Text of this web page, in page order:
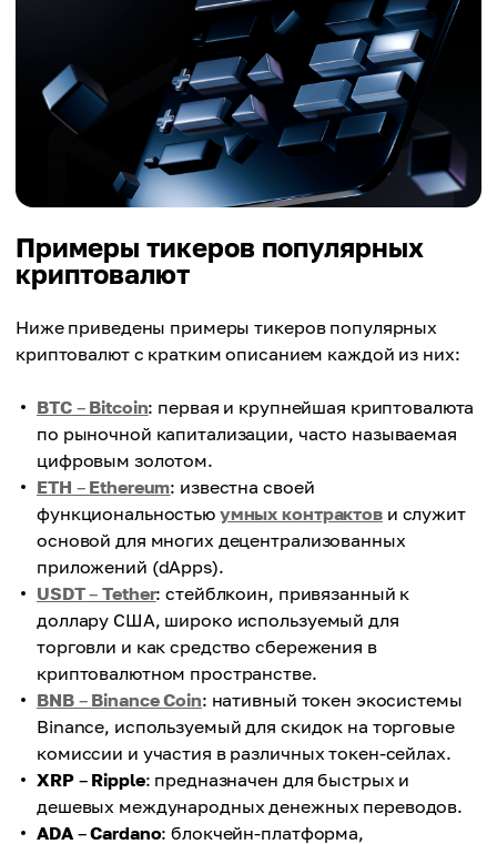
Примеры тикеров популярных
криптовалют
Ниже приведены примеры тикеров популярных
криптовалют с кратким описанием каждой из них:
BTC– Bitcoin: первая и крупнейшая криптовалюта
по рыночной капитализации, часто называемая
цифровым золотом.
ETH – Ethereum: известна своей
функциональностью умных контрактови служит
основой для многих децентрализованных
приложений (dApps).
USDT–Tether: стейблкоин, привязанный к
доллару США, широко используемый для
торговли и как средство сбережения в
криптовалютном пространстве.
BNB– Binance Coin: нативный токен экосистемы
Binance, используемый для скидок на торговые
комиссии и участия в различных токен-сейлах.
XRP– Ripple: предназначен для быстрых и
дешевых международных денежных переводов.
ADA–Cardano: блокчейн-платформа,